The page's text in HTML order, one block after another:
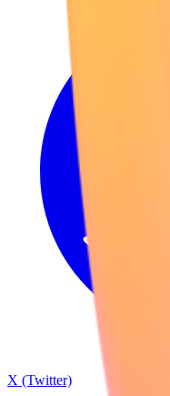
X (Twitter)